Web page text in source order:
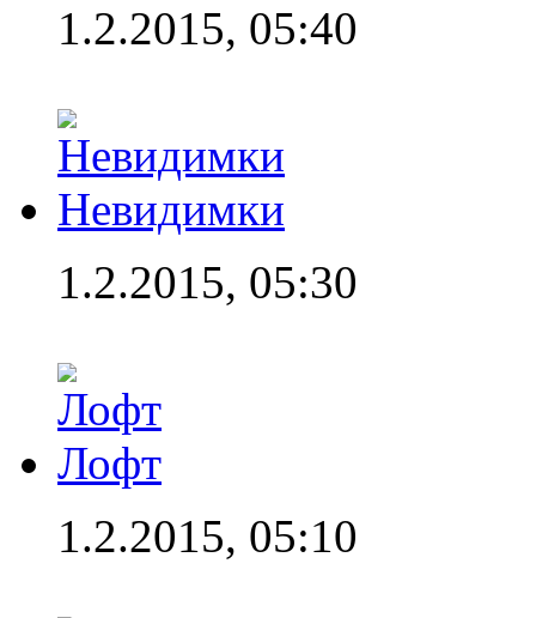
1.2.2015, 05:40
Невидимки
1.2.2015, 05:30
Лофт
1.2.2015, 05:10